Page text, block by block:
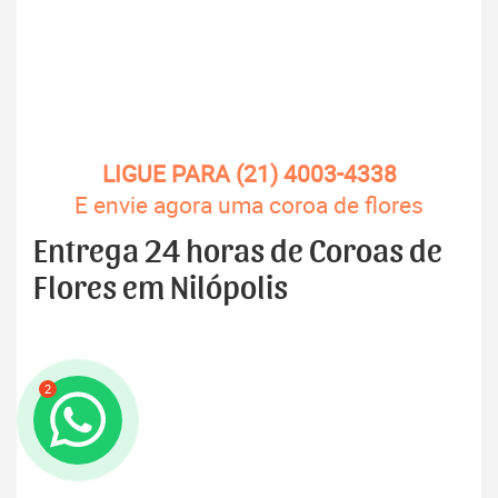
2
LIGUE PARA (21) 4003-4338
E envie agora uma coroa de flores
Entrega 24 horas de Coroas de
Flores em Nilópolis